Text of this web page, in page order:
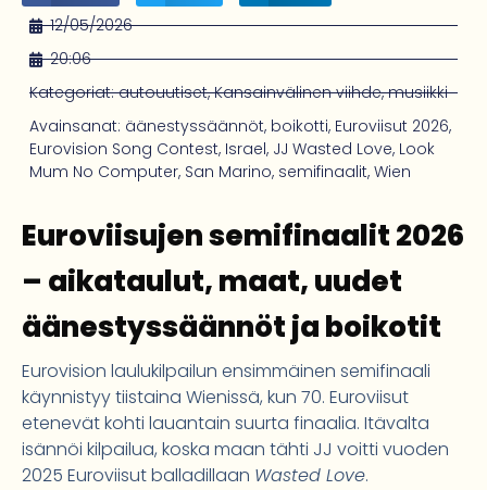
12/05/2026
20:06
Kategoriat: autouutiset,Kansainvälinen viihde,musiikki
Avainsanat: äänestyssäännöt, boikotti, Euroviisut 2026,
Eurovision Song Contest, Israel, JJ Wasted Love, Look
Mum No Computer, San Marino, semifinaalit, Wien
Euroviisujen semifinaalit 2026
– aikataulut, maat, uudet
äänestyssäännöt ja boikotit
Eurovision laulukilpailun ensimmäinen semifinaali
käynnistyy tiistaina Wienissä, kun 70. Euroviisut
etenevät kohti lauantain suurta finaalia. Itävalta
isännöi kilpailua, koska maan tähti JJ voitti vuoden
2025 Euroviisut balladillaan Wasted Love.